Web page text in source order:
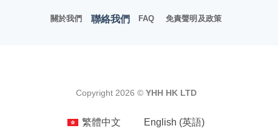
關於我們 聯絡我們 FAQ 免責聲明及政策
Copyright 2026 © YHH HK LTD
繁體中文 English (英語)